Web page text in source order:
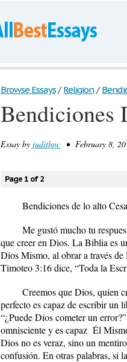
Browse Essays / Religion /
Bendiciones
Essay by judithpc • February 8,
Page 1 of 2
Bendiciones de lo alto
Me gustó mucho tu
que creer en Dios. La Biblia es
Dios Mismo, al obrar a través
Timoteo 3:16 dice, “Toda la
Creemos que Dios, quien
perfecto es capaz de escribir un
“¿Puede Dios cometer un
omnisciente y es capaz Él
Dios no es veraz, sino un
confusión. En otras palabras, si